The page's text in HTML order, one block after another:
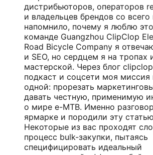
дистрибьюторов, операторов
и владельцев брендов со
напомнило, почему я люблю
команде Guangzhou ClipClop
Road Bicycle Company я
и SEO, но сердцем я на тропах
мастерской. Через блог
подкаст и соцсети моя миссия
одной: прорезать
давать честную, применимую
о мире e-MTB. Именно
ярмарке и породили эту
Некоторые из вас проходят
процесс bulk-закупки, пытаясь
специфицировать идеальный